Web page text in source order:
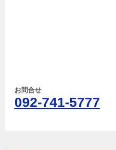
お問合せ
092-741-5777